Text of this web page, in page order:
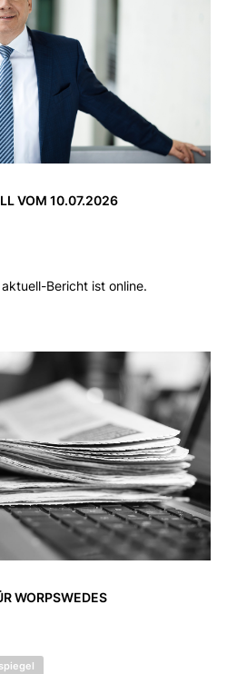
VOM 10.07.2026
Bericht ist online.
WORPSWEDES